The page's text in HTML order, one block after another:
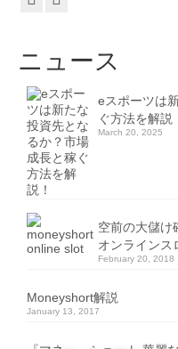
ニュース
eスポーツは
ぐ方法を解説
March 20, 2025
空前の大儲け
オンラインス
February 20, 2018
Moneyshort解説
January 13, 2017